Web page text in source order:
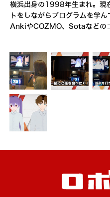
横浜出身の1998年生まれ。現
トをしながらプログラムを学ん
AnkiやCOZMO、Sotaなどの